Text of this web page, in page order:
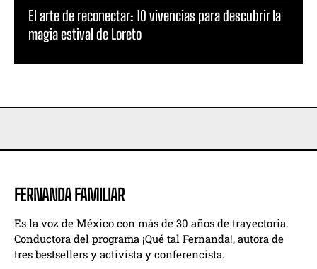
El arte de reconectar: 10 vivencias para descubrir la
magia estival de Loreto
FERNANDA FAMILIAR
Es la voz de México con más de 30 años de trayectoria.
Conductora del programa ¡Qué tal Fernanda!, autora de
tres bestsellers y activista y conferencista.